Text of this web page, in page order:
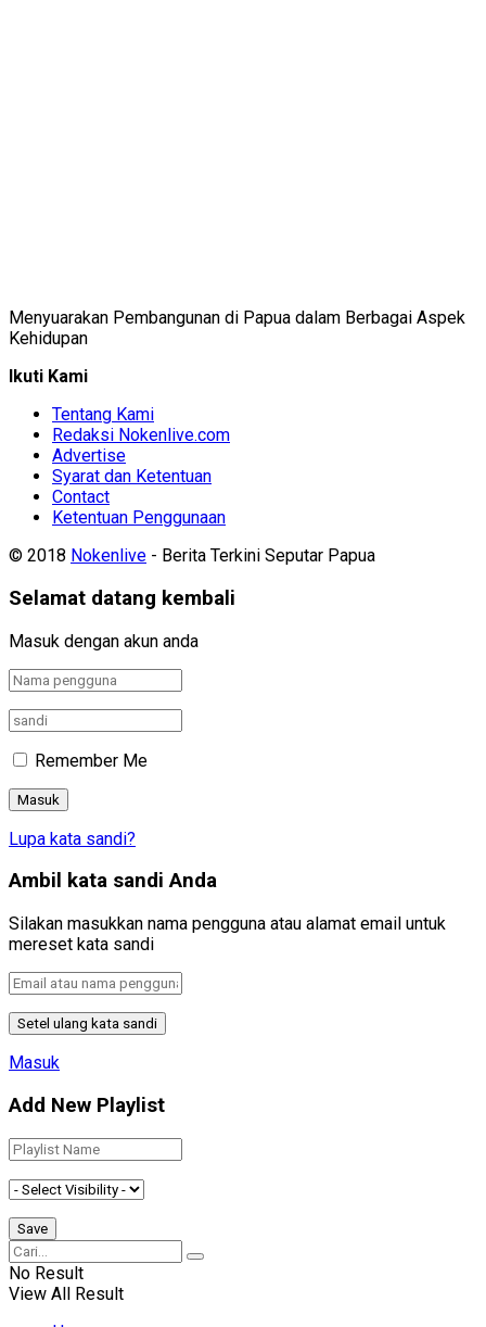
Menyuarakan Pembangunan di Papua dalam Berbagai Aspek
Kehidupan
Ikuti Kami
Tentang Kami
Redaksi Nokenlive.com
Advertise
Syarat dan Ketentuan
Contact
Ketentuan Penggunaan
© 2018 Nokenlive - Berita Terkini Seputar Papua
Selamat datang kembali
Masuk dengan akun anda
Remember Me
Lupa kata sandi?
Ambil kata sandi Anda
Silakan masukkan nama pengguna atau alamat email untuk
mereset kata sandi
Masuk
Add New Playlist
No Result
View All Result